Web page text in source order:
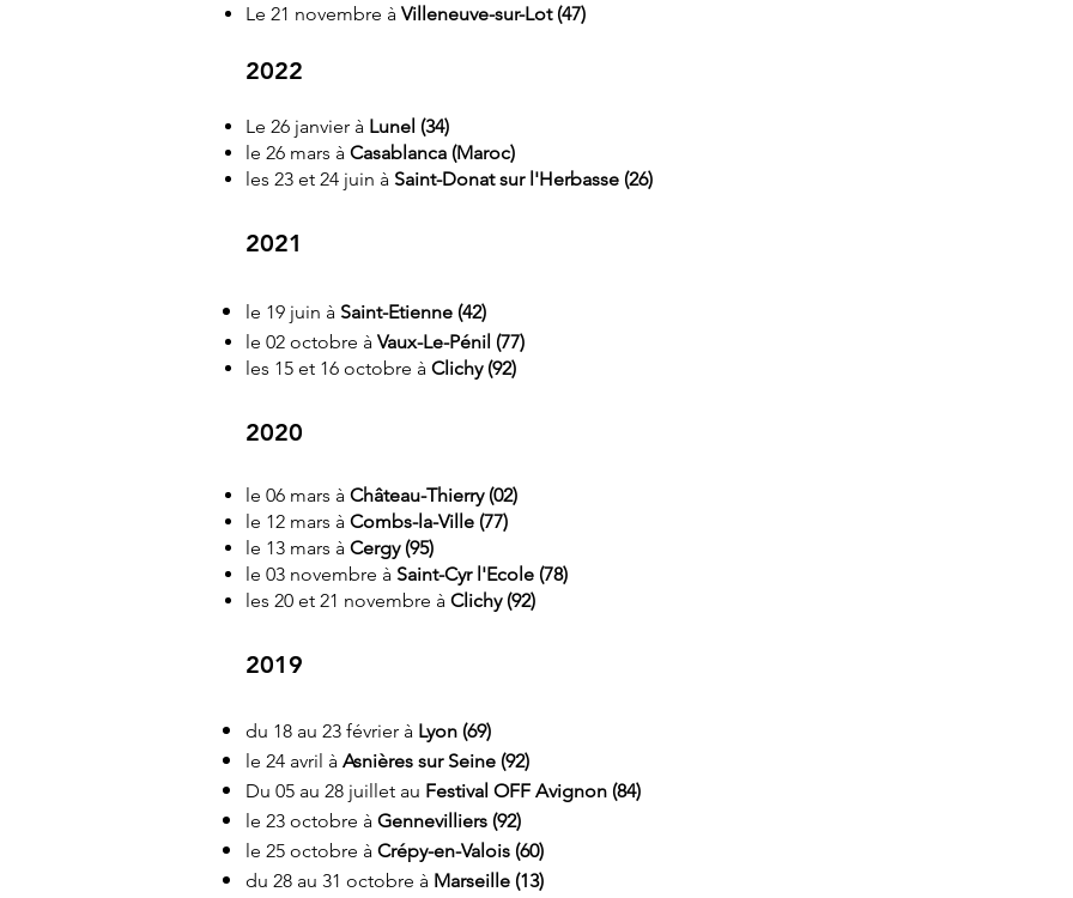
Le 21 novembre à Villeneuve-sur-Lot (47)
2022​​
Le 26 janvier à Lunel (34)
le 26 mars à Casablanca (Maroc)
les 23 et 24 juin à Saint-Donat sur l'Herbasse (26)
2021​​
le 19 juin à Saint-Etienne (42)
le 02 octobre à Vaux-Le-Pénil (77)
les 15 et 16 octobre à Clichy (92)
2020​​
le 06 mars à Château-Thierry (02)
le 12 mars à Combs-la-Ville (77)
le 13 mars à Cergy (95)
le 03 novembre à Saint-Cyr l'Ecole (78)
les 20 et 21 novembre à Clichy (92)
2019
du 18 au 23 février à Lyon (69)
le 24 avril à Asnières sur Seine (92)
Du 05 au 28 juillet au Festival OFF Avignon (84)
le 23 octobre à Gennevilliers (92)
le 25 octobre à Crépy-en-Valois (60)
du 28 au 31 octobre à Marseille (13)